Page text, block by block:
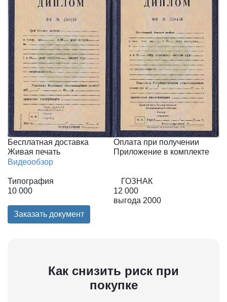
Бесплатная доставка
Живая печать
Оплата при получении
Приложение в комплекте
Видеообзор
Типография
ГОЗНАК
10 000
12 000
выгода 2000
Заказать документ
Как снизить риск при
покупке